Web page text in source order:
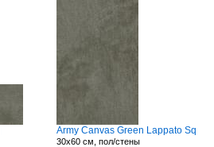
Army Canvas Green Lappato Sq
30x60 см, пол/стены